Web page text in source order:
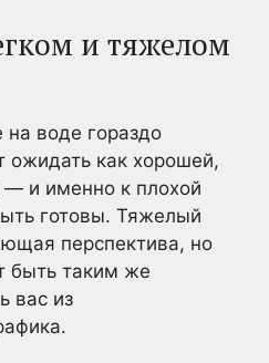
и тяжелом
на воде гораздо
ожидать как хорошей,
— и именно к плохой
готовы. Тяжелый
перспектива, но
быть таким же
вас из